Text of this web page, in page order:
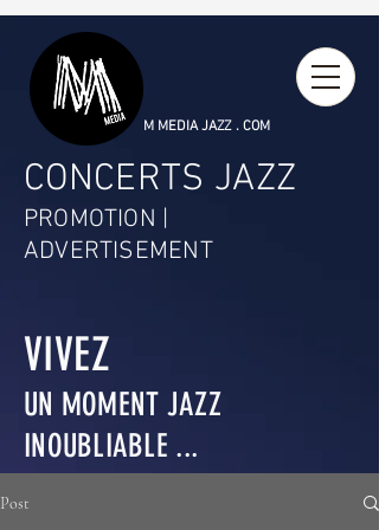
M MEDIA JAZZ . COM
CONCERTS JAZZ
PROMOTION |
ADVERTISEMENT
VIVEZ
UN MOMENT JAZZ
INOUBLIABLE ...
Post